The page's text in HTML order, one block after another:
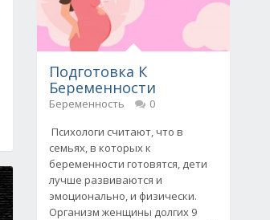
Подготовка К
Беременности
Беременность
0
Психологи считают, что в
семьях, в которых к
беременности готовятся, дети
лучше развиваются и
эмоционально, и физически.
Организм женщины долгих 9